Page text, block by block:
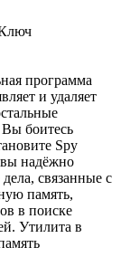
программа
и удаляет
боитесь
Spy
вы надёжно
связанные с
память,
в поиске
Утилита в